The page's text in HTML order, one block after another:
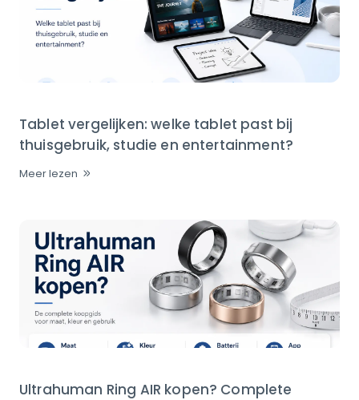
Tablet vergelijken: welke tablet past bij
thuisgebruik, studie en entertainment?
Meer lezen
Ultrahuman Ring AIR kopen? Complete